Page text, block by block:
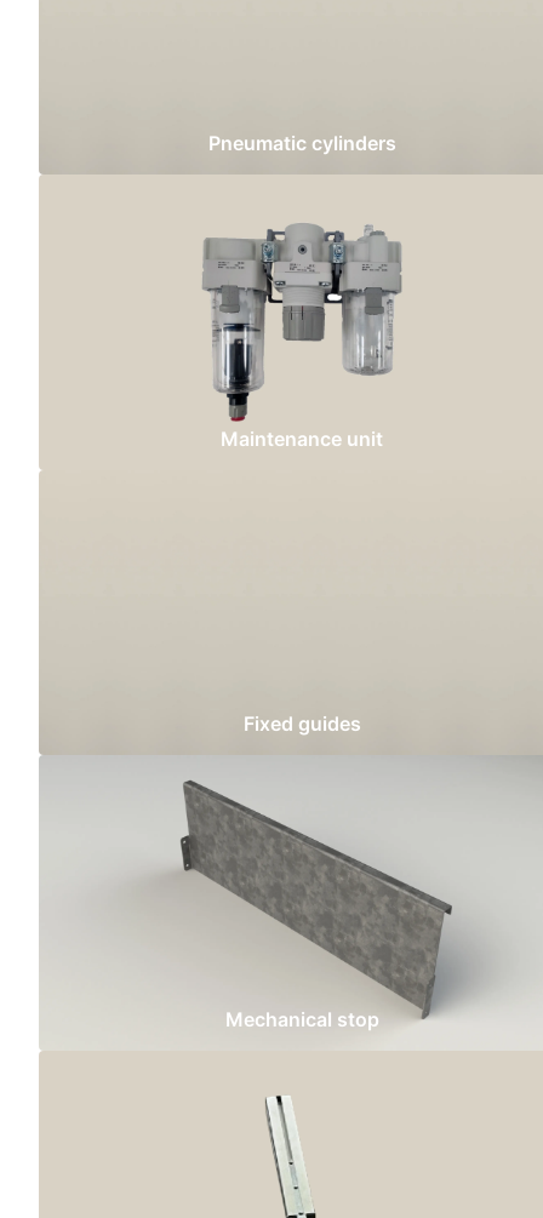
Pneumatic cylinders
Maintenance unit
Fixed guides
Mechanical stop